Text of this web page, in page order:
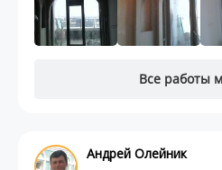
Все работы
Андрей Олейник